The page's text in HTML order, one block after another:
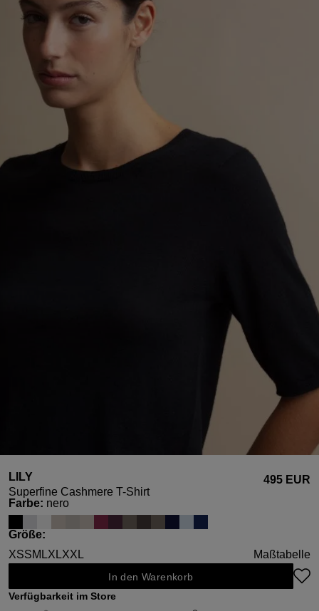
LILY
Superfine Cashmere T-Shirt
495 EUR
Farbeauswählen
: nero
Größeauswählen
:
XSSM LXLXXL Maßtabelle
In den Warenkorb
Verfügbarkeit im Store